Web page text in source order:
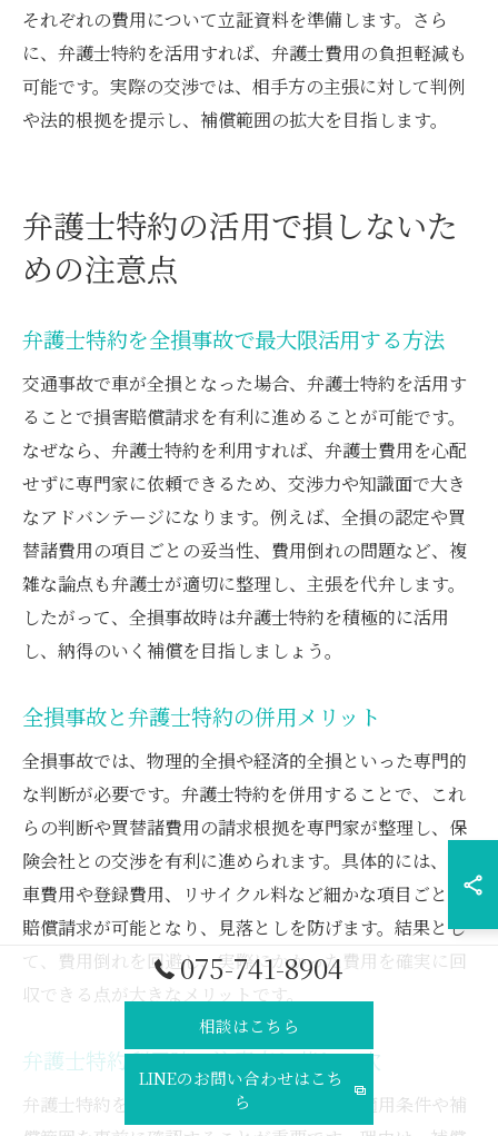
それぞれの費用について立証資料を準備します。さら
に、弁護士特約を活用すれば、弁護士費用の負担軽減も
可能です。実際の交渉では、相手方の主張に対して判例
や法的根拠を提示し、補償範囲の拡大を目指します。
弁護士特約の活用で損しないた
めの注意点
弁護士特約を全損事故で最大限活用する方法
交通事故で車が全損となった場合、弁護士特約を活用す
ることで損害賠償請求を有利に進めることが可能です。
なぜなら、弁護士特約を利用すれば、弁護士費用を心配
せずに専門家に依頼できるため、交渉力や知識面で大き
なアドバンテージになります。例えば、全損の認定や買
替諸費用の項目ごとの妥当性、費用倒れの問題など、複
雑な論点も弁護士が適切に整理し、主張を代弁します。
したがって、全損事故時は弁護士特約を積極的に活用
し、納得のいく補償を目指しましょう。
全損事故と弁護士特約の併用メリット
全損事故では、物理的全損や経済的全損といった専門的
な判断が必要です。弁護士特約を併用することで、これ
らの判断や買替諸費用の請求根拠を専門家が整理し、保
険会社との交渉を有利に進められます。具体的には、廃
車費用や登録費用、リサイクル料など細かな項目ごとに
賠償請求が可能となり、見落としを防げます。結果とし
て、費用倒れを回避し、実際にかかった費用を確実に回
収できる点が大きなメリットです。
弁護士特約利用時の注意点と落とし穴
弁護士特約を利用する際には、保険契約の適用条件や補
075-741-8904
相談はこちら
LINEのお問い合わせはこち
ら